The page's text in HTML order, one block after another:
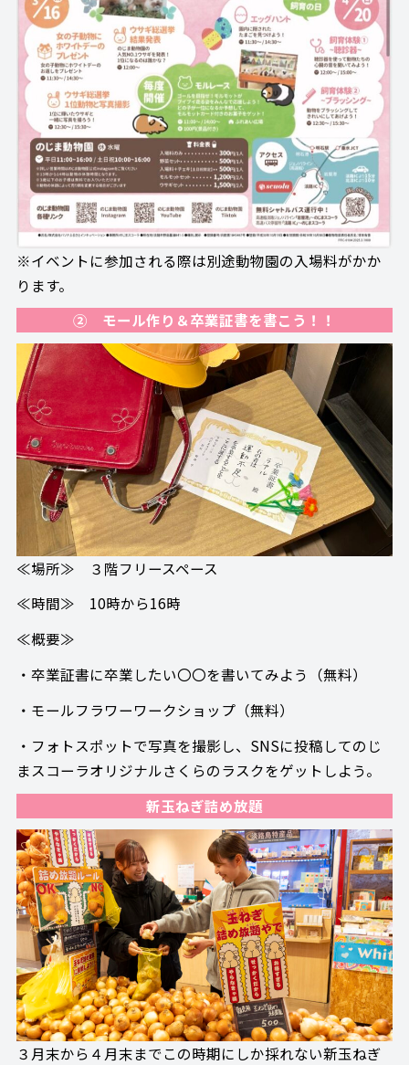
※イベントに参加される際は別途動物園の入場料がかか
ります。
② モール作り＆卒業証書を書こう！！
≪場所≫ ３階フリースペース
≪時間≫ 10時から16時
≪概要≫
・卒業証書に卒業したい〇〇を書いてみよう（無料）
・モールフラワーワークショップ（無料）
・フォトスポットで写真を撮影し、SNSに投稿してのじ
まスコーラオリジナルさくらのラスクをゲットしよう。
新玉ねぎ詰め放題
３月末から４月末までこの時期にしか採れない新玉ねぎ